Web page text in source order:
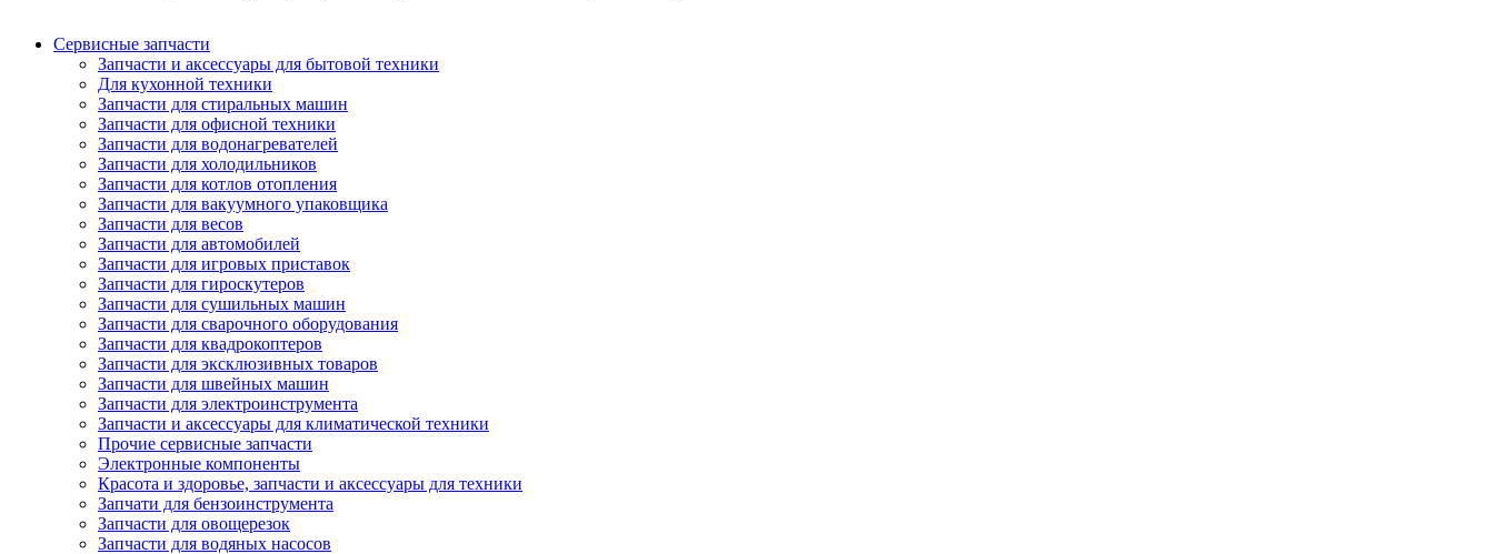
Сервисные запчасти
Запчасти и аксессуары для бытовой техники
Для кухонной техники
Запчасти для стиральных машин
Запчасти для офисной техники
Запчасти для водонагревателей
Запчасти для холодильников
Запчасти для котлов отопления
Запчасти для вакуумного упаковщика
Запчасти для весов
Запчасти для автомобилей
Запчасти для игровых приставок
Запчасти для гироскутеров
Запчасти для сушильных машин
Запчасти для сварочного оборудования
Запчасти для квадрокоптеров
Запчасти для эксклюзивных товаров
Запчасти для швейных машин
Запчасти для электроинструмента
Запчасти и аксессуары для климатической техники
Прочие сервисные запчасти
Электронные компоненты
Красота и здоровье, запчасти и аксессуары для техники
Запчати для бензоинструмента
Запчасти для овощерезок
Запчасти для водяных насосов